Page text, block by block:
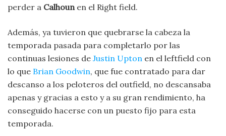
perder a Calhounen el Right field.
Además, ya tuvieron que quebrarse la cabeza la
temporada pasada para completarlo por las
continuas lesiones de Justin Upton en el leftfield con
lo que Brian Goodwin, que fue contratado para dar
descanso a los peloteros del outfield, no descansaba
apenas y gracias a esto y a su gran rendimiento, ha
conseguido hacerse con un puesto fijo para esta
temporada.